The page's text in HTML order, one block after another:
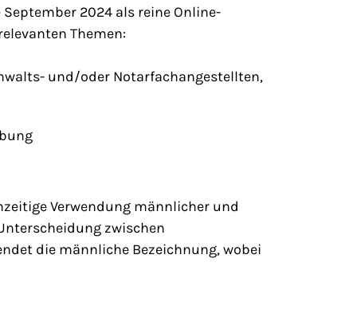
2024 als reine Online-
Themen:
und/oder Notarfachangestellten,
Verwendung männlicher und
zwischen
die männliche Bezeichnung, wobei